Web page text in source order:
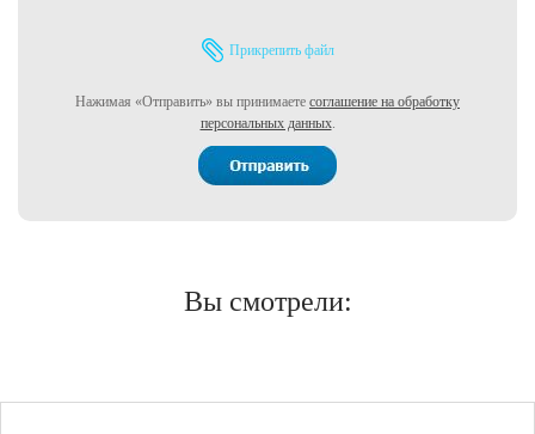
Прикрепить файл
Нажимая «Отправить» вы принимаете соглашение на обработку
персональных данных.
Вы смотрели: